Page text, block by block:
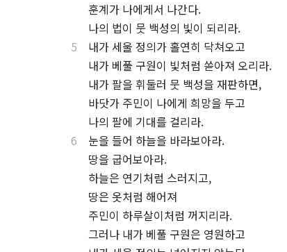
훈계가 나에게서 나간다.
나의 법이 뭇 백성의 빛이 되리라.
5 내가 세울 정의가 홀연히 닥쳐오고
내가 베풀 구원이 빛처럼 쏟아져 오리라.
내가 팔을 휘둘러 뭇 백성을 재판하면,
바닷가 주민이 나에게 희망을 두고
나의 팔에 기대를 걸리라.
6 눈을 들어 하늘을 바라보아라.
땅을 굽어보아라.
하늘은 연기처럼 스러지고,
땅은 옷처럼 해어져
주민이 하루살이처럼 꺼지리라.
그러나 내가 베풀 구원은 영원하고